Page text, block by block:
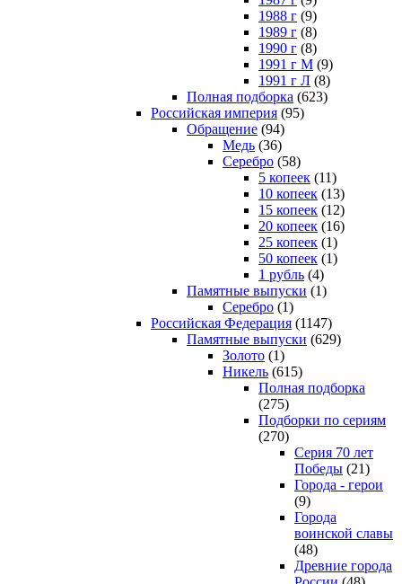
1988 г (9)
1989 г (8)
1990 г (8)
1991 г М (9)
1991 г Л (8)
Полная подборка (623)
Российская империя (95)
Обращение (94)
Медь (36)
Серебро (58)
5 копеек (11)
10 копеек (13)
15 копеек (12)
20 копеек (16)
25 копеек (1)
50 копеек (1)
1 рубль (4)
Памятные выпуски (1)
Серебро (1)
Российская Федерация (1147)
Памятные выпуски (629)
Золото (1)
Никель (615)
Полная подборка
(275)
Подборки по сериям
(270)
Серия 70 лет
Победы (21)
Города - герои
(9)
Города
воинской славы
(48)
Древние города